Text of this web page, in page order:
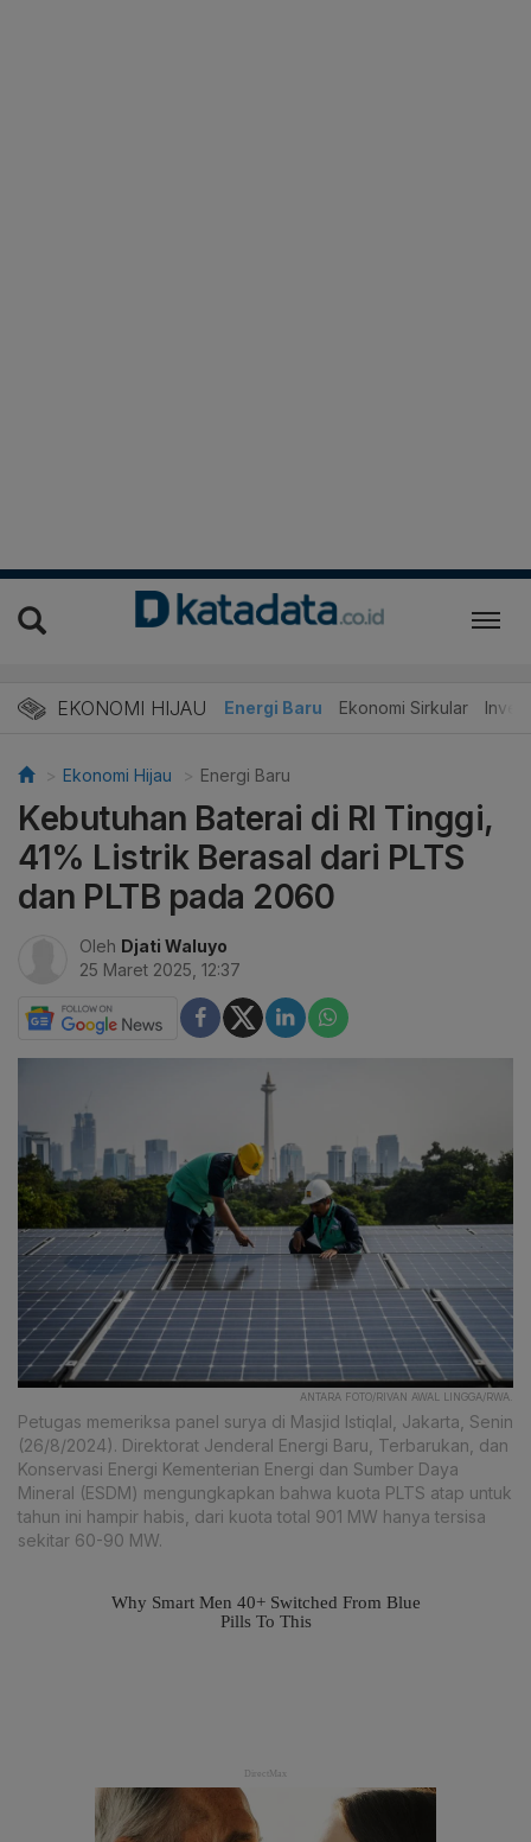
EKONOMI HIJAU Energi Baru Ekonomi Sirkular
Ekonomi Hijau Energi Baru
Kebutuhan Baterai di RI Tinggi,
41% Listrik Berasal dari PLTS
dan PLTB pada 2060
Oleh Djati Waluyo
25 Maret 2025, 12:37
ANTARA FOTO/RIVAN AWAL LINGGA/RWA.
Petugas memeriksa panel surya di Masjid Istiqlal, Jakarta, Senin
(26/8/2024). Direktorat Jenderal Energi Baru, Terbarukan, dan
Konservasi Energi Kementerian Energi dan Sumber Daya
Mineral (ESDM) mengungkapkan bahwa kuota PLTS atap untuk
tahun ini hampir habis, dari kuota total 901 MW hanya tersisa
sekitar 60-90 MW.